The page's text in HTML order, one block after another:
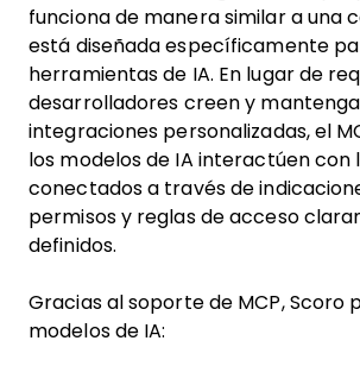
funciona de manera similar a una
está diseñada específicamente
herramientas de IA. En lugar de
desarrolladores creen y
integraciones personalizadas, el
los modelos de IA interactúen con
conectados a través de
permisos y reglas de acceso
definidos.
Gracias al soporte de MCP, Scoro
modelos de IA: